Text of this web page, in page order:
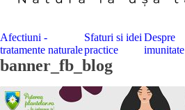
Afectiuni -
tratamente naturale
Sfaturi si idei
practice
Despre
imunitate
banner_fb_blog